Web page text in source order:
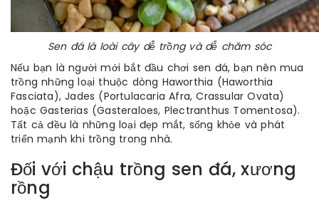
Sen đá là loài cây dễ trồng và dễ chăm sóc
Nếu bạn là người mới bắt đầu chơi sen đá, bạn nên mua
trồng những loại thuộc dòng Haworthia (Haworthia
Fasciata), Jades (Portulacaria Afra, Crassular Ovata)
hoặc Gasterias (Gasteraloes, Plectranthus Tomentosa).
Tất cả đều là những loại đẹp mắt, sống khỏe và phát
triển mạnh khi trồng trong nhà.
Đối với chậu trồng sen đá, xương
rồng